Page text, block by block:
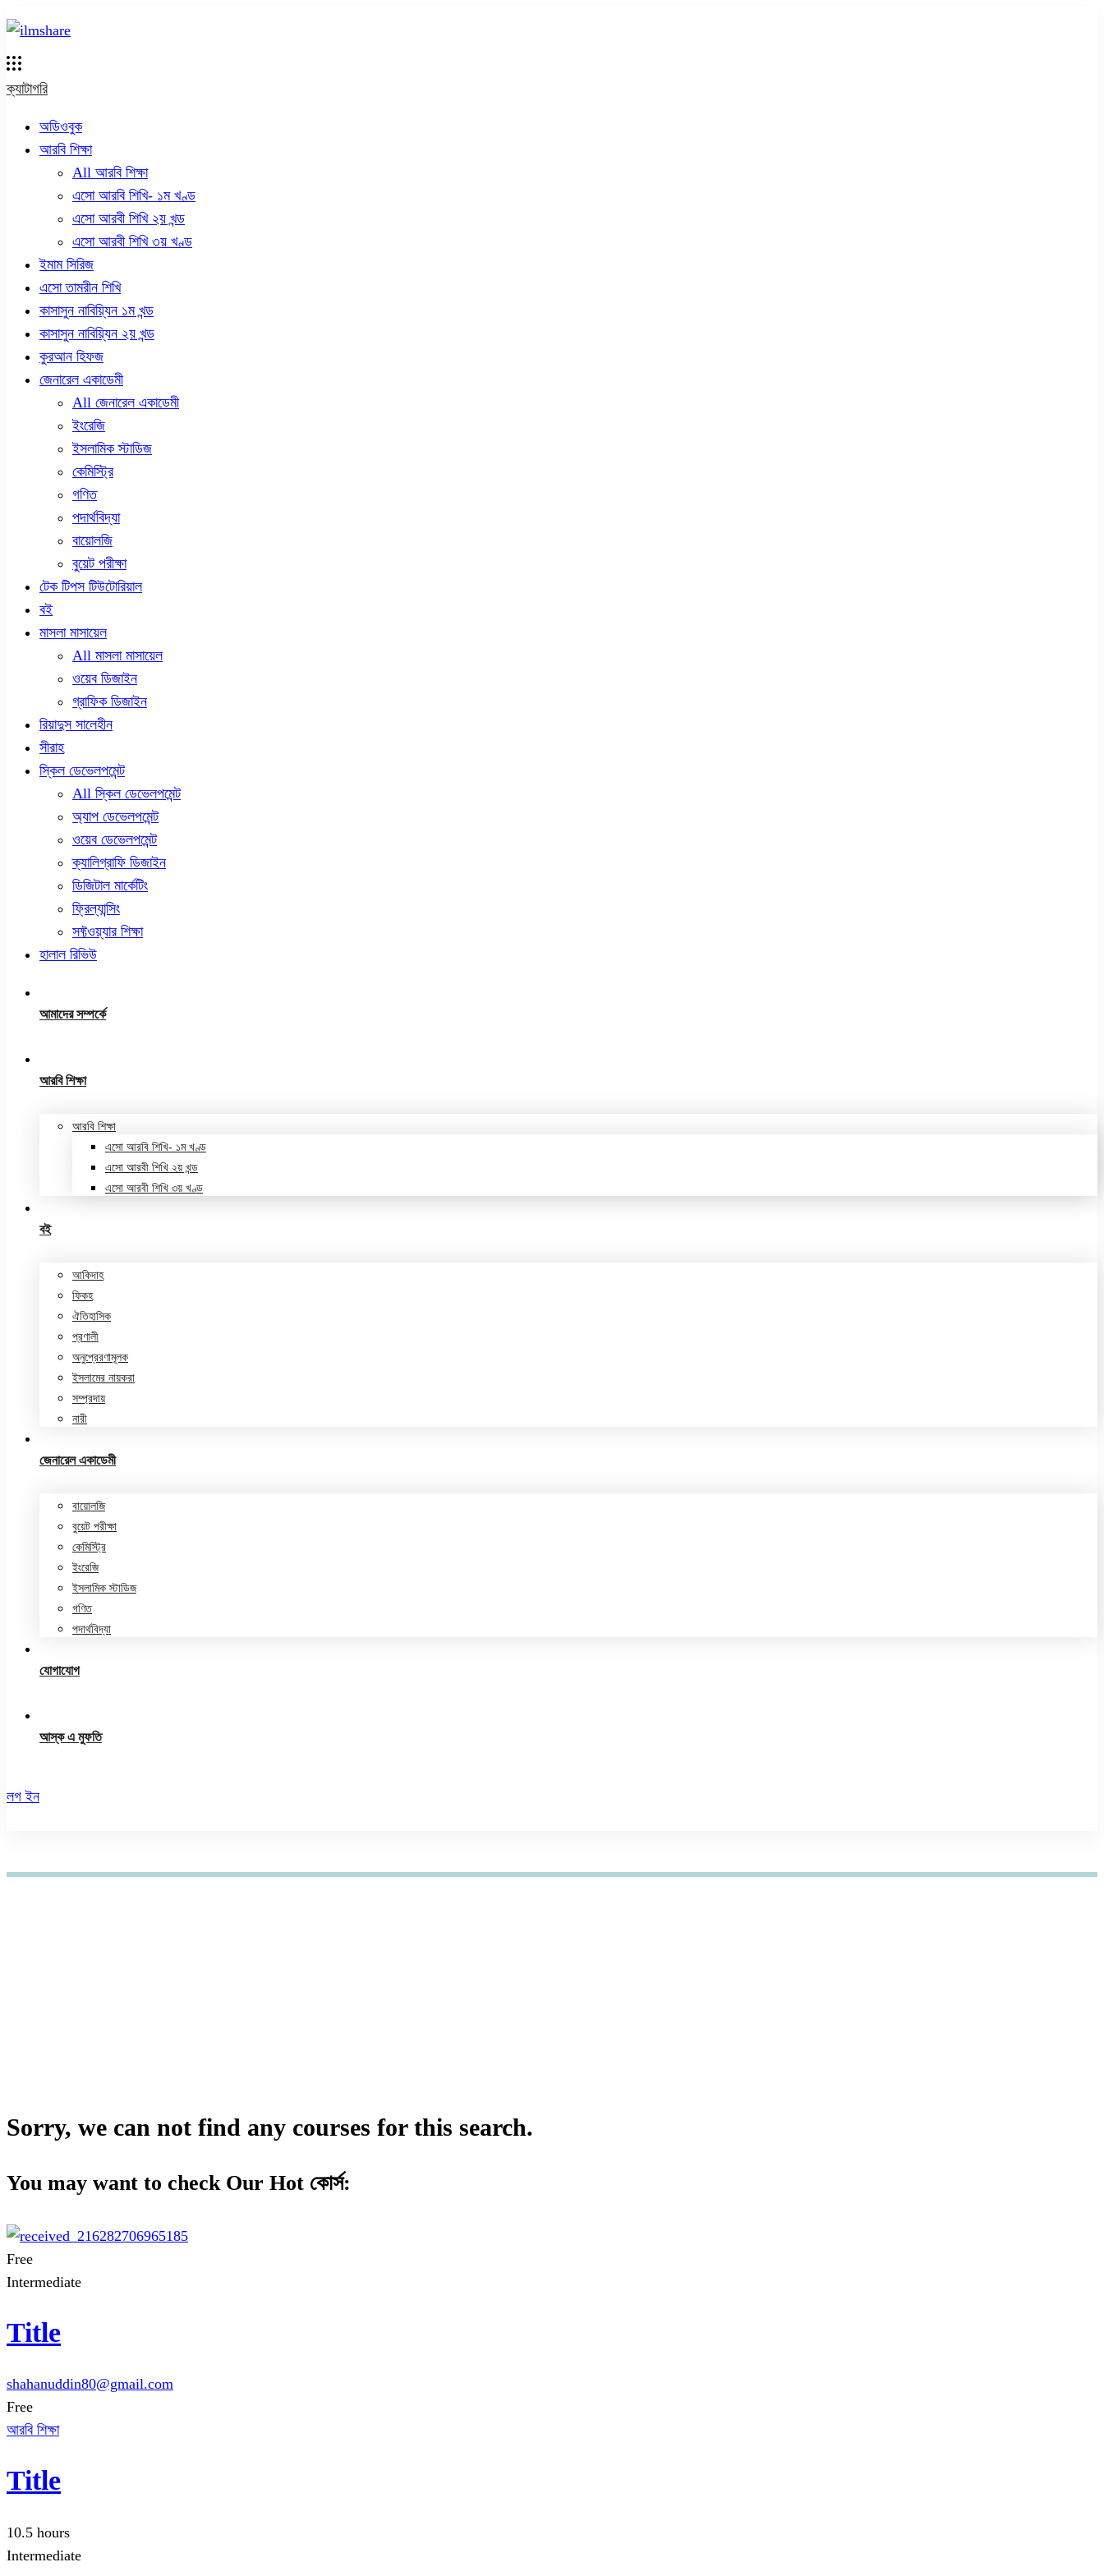
ক্যাটাগরি
অডিওবুক
আরবি শিক্ষা
All আরবি শিক্ষা
এসো আরবি শিখি- ১ম খণ্ড
এসো আরবী শিখি ২য় খন্ড
এসো আরবী শিখি ৩য় খণ্ড
ইমাম সিরিজ
এসো তামরীন শিখি
কাসাসুন নাবিয়্যিন ১ম খন্ড
কাসাসুন নাবিয়্যিন ২য় খন্ড
কুরআন হিফজ
জেনারেল একাডেমী
All জেনারেল একাডেমী
ইংরেজি
ইসলামিক স্টাডিজ
কেমিস্ট্রি
গণিত
পদার্থবিদ্যা
বায়োলজি
বুয়েট পরীক্ষা
টেক টিপস টিউটোরিয়াল
বই
মাসলা মাসায়েল
All মাসলা মাসায়েল
ওয়েব ডিজাইন
গ্রাফিক ডিজাইন
রিয়াদুস সালেহীন
সীরাহ
স্কিল ডেভেলপমেন্ট
All স্কিল ডেভেলপমেন্ট
অ্যাপ ডেভেলপমেন্ট
ওয়েব ডেভেলপমেন্ট
ক্যালিগ্রাফি ডিজাইন
ডিজিটাল মার্কেটিং
ফ্রিল্যান্সিং
সফ্টওয়্যার শিক্ষা
হালাল রিভিউ
আমাদের সম্পর্কে
আরবি শিক্ষা
আরবি শিক্ষা
এসো আরবি শিখি- ১ম খণ্ড
এসো আরবী শিখি ২য় খন্ড
এসো আরবী শিখি ৩য় খণ্ড
বই
আকিদাহ
ফিকহ
ঐতিহাসিক
প্রণালী
অনুপ্রেরণামূলক
ইসলামের নায়করা
সম্প্রদায়
নারী
জেনারেল একাডেমী
বায়োলজি
বুয়েট পরীক্ষা
কেমিস্ট্রি
ইংরেজি
ইসলামিক স্টাডিজ
গণিত
পদার্থবিদ্যা
যোগাযোগ
আস্ক এ মুফতি
লগ ইন
Sorry, we can not find any courses for this search.
You may want to check Our Hot কোর্স:
Free
Intermediate
Title
shahanuddin80@gmail.com
Free
আরবি শিক্ষা
Title
10.5 hours
Intermediate